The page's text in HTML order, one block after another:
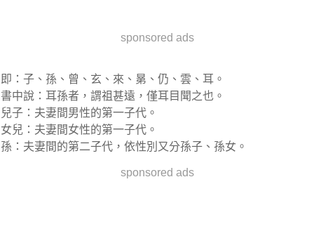
sponsored ads
即：子、孫、曾、玄、來、晜、仍、雲、耳。
書中說：耳孫者，謂祖甚遠，僅耳目聞之也。
兒子：夫妻間男性的第一子代。
女兒：夫妻間女性的第一子代。
孫：夫妻間的第二子代，依性別又分孫子、孫女。
sponsored ads